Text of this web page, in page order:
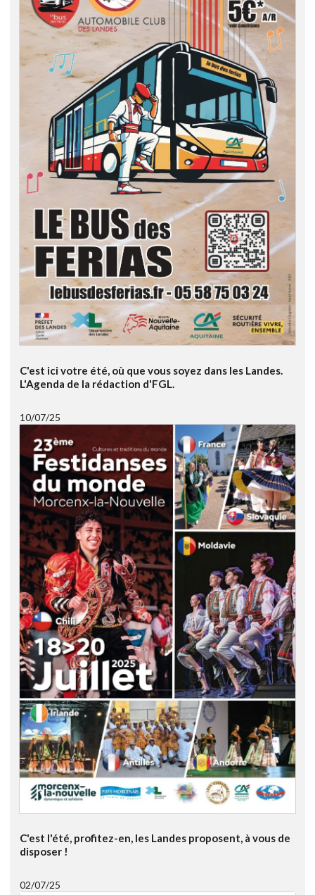
C'est ici votre été, où que vous soyez dans les Landes.
L'Agenda de la rédaction d'FGL.
10/07/25
C'est l'été, profitez-en, les Landes proposent, à vous de
disposer !
02/07/25